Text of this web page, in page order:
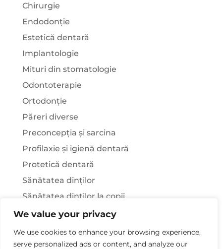
We value your privacy
We use cookies to enhance your browsing experience,
serve personalized ads or content, and analyze our
Chirurgie
Endodonție
Estetică dentară
Implantologie
Mituri din stomatologie
Odontoterapie
Ortodonție
Păreri diverse
Preconcepția și sarcina
Profilaxie și igienă dentară
Protetică dentară
Sănătatea dinților
Sănătatea dinților la copii
Știați că…?
Tratamentul stomatologic la pacienții cu
afecțiuni sistemice